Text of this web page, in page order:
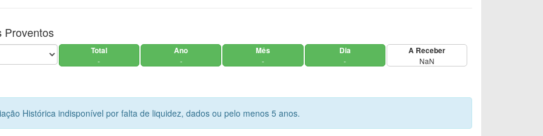
Proventos
Total
-
Ano
-
Mês
-
Dia
-
A Receber
NaN
Histórica indisponível por falta de liquidez, dados ou pelo menos 5 anos.